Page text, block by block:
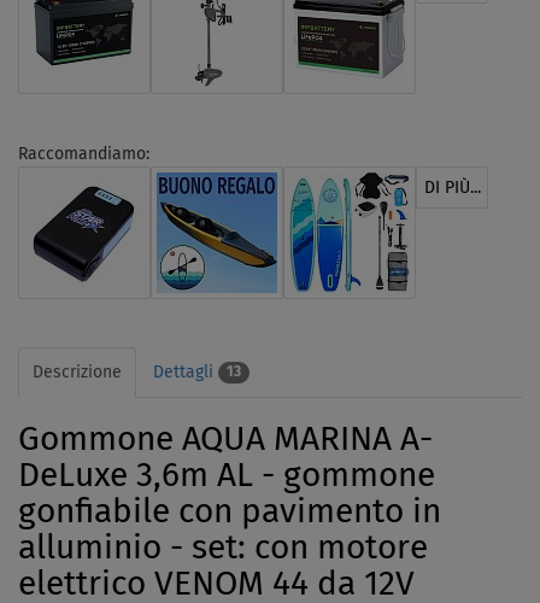
Raccomandiamo:
DI PIÙ...
Descrizione Dettagli 13
Gommone AQUA MARINA A-
DeLuxe 3,6m AL - gommone
gonfiabile con pavimento in
alluminio - set: con motore
elettrico VENOM 44 da 12V